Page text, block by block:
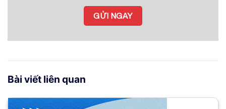
Bài viết liên quan